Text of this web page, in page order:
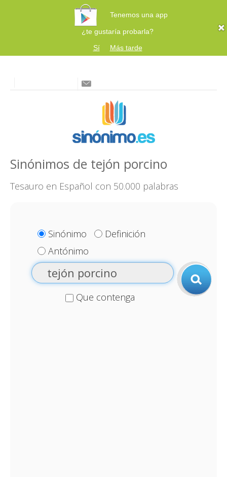
Tenemos una app
¿te gustaría probarla?
Sí
Más tarde
Sinónimos de tejón porcino
Tesauro en Español con 50.000 palabras
Sinónimo
Definición
Antónimo
Que contenga